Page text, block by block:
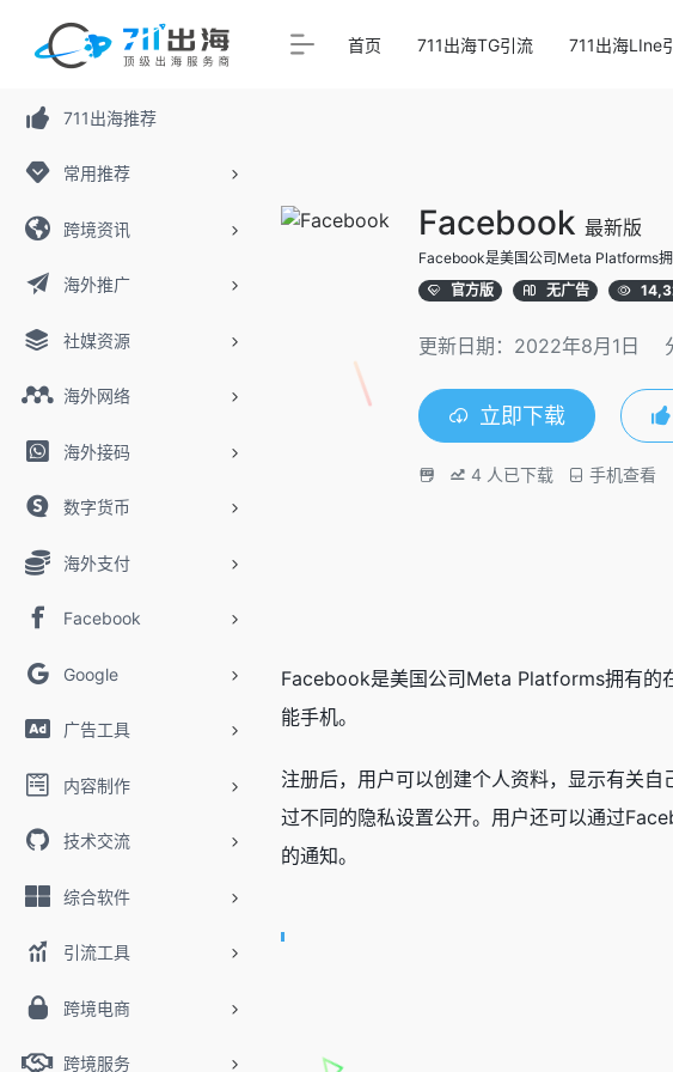
711出海推荐
常用推荐
跨境资讯
海外推广
社媒资源
海外网络
海外接码
数字货币
海外支付
Facebook
Google
广告工具
内容制作
技术交流
综合软件
引流工具
跨境电商
跨境服务
首页 711出海TG引流 711出海LIne
Facebook 最新版
Facebook是美国公司Meta Platforms拥
官方版
无广告
更新日期：2022年8月1日
立即下载
4 人已下载 手机查看
Facebook是美国公司Meta Platforms拥有的
能手机。
注册后，用户可以创建个人资料，显示有关
过不同的隐私设置公开。用户还可以通过
的通知。